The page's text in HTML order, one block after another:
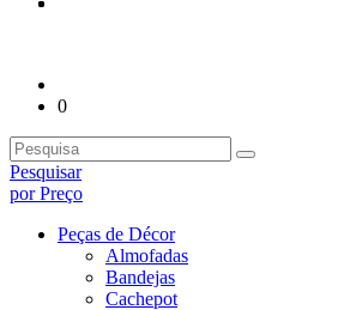
0
Pesquisar
por Preço
Peças de Décor
Almofadas
Bandejas
Cachepot